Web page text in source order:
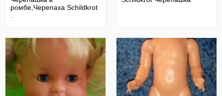
ромбе,Черепаха Schildkrot